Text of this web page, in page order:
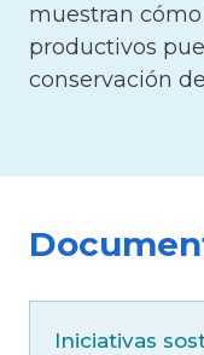
muestran
productivos
conservación
Iniciativas